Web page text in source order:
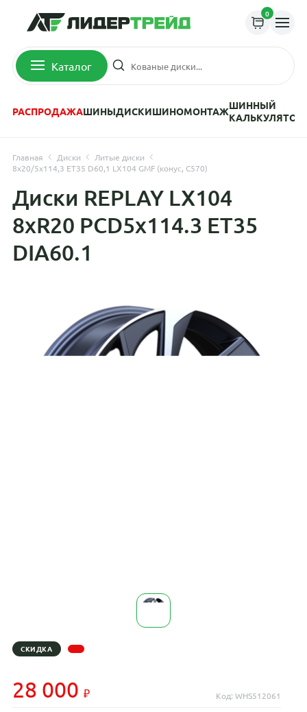
0
Каталог
РАСПРОДАЖАШИНЫДИСКИШИНОМОНТАЖШИННЫЙ
КАЛЬКУЛЯТОР
Главная Диски
Литые диски
8x20/5x114,3 ET35 D60,1 LX104 GMF (конус, C570)
Диски REPLAY LX104
8xR20 PCD5x114.3 ET35
DIA60.1
СКИДКА
28 000 Код: WHS512061